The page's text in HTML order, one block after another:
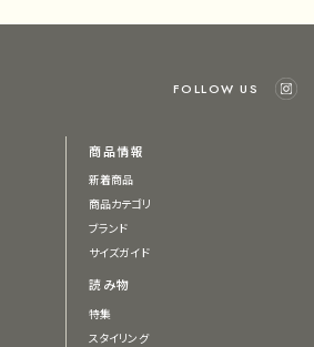
FOLLOW US
商品情報
新着商品
商品カテゴリ
ブランド
サイズガイド
読み物
特集
スタイリング